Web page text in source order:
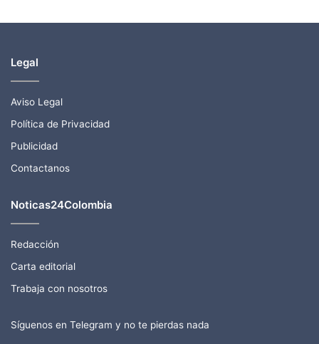
Legal
Aviso Legal
Política de Privacidad
Publicidad
Contactanos
Noticas24Colombia
Redacción
Carta editorial
Trabaja con nosotros
Síguenos en Telegram y no te pierdas nada